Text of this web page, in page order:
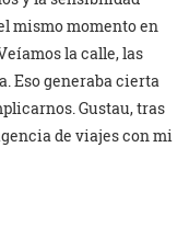
mismo momento en
la calle, las
Eso generaba cierta
Gustau, tras
de viajes con mi